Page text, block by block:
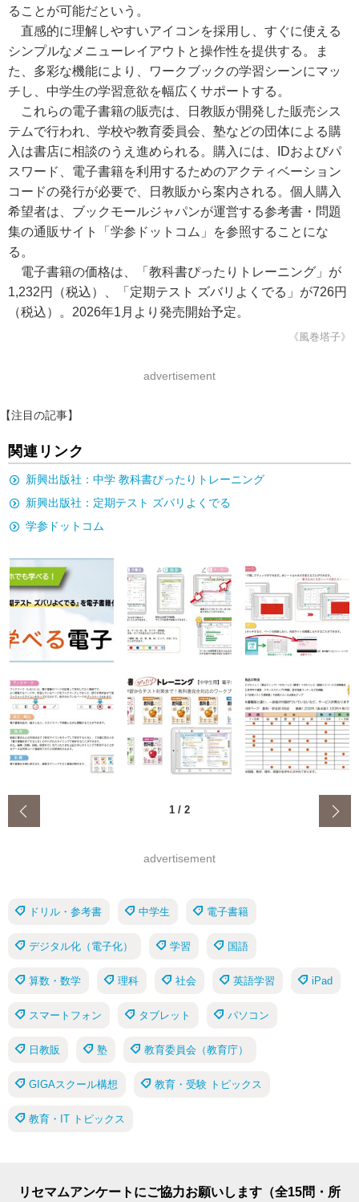
ることが可能だという。
直感的に理解しやすいアイコンを採用し、すぐに使える
シンプルなメニューレイアウトと操作性を提供する。ま
た、多彩な機能により、ワークブックの学習シーンにマッ
チし、中学生の学習意欲を幅広くサポートする。
これらの電子書籍の販売は、日教販が開発した販売シス
テムで行われ、学校や教育委員会、塾などの団体による購
入は書店に相談のうえ進められる。購入には、IDおよびパ
スワード、電子書籍を利用するためのアクティベーション
コードの発行が必要で、日教販から案内される。個人購入
希望者は、ブックモールジャパンが運営する参考書・問題
集の通販サイト「学参ドットコム」を参照することにな
る。
電子書籍の価格は、「教科書ぴったりトレーニング」が
1,232円（税込）、「定期テスト ズバリよくでる」が726円
（税込）。2026年1月より発売開始予定。
《風巻塔子》
advertisement
【注目の記事】
関連リンク
新興出版社：中学 教科書ぴったりトレーニング
新興出版社：定期テスト ズバリよくでる
学参ドットコム
1 / 2
advertisement
ドリル・参考書 中学生 電子書籍
デジタル化（電子化） 学習 国語
算数・数学 理科 社会 英語学習 iPad
スマートフォン タブレット パソコン
日教販 塾 教育委員会（教育庁）
GIGAスクール構想 教育・受験 トピックス
教育・IT トピックス
リセマムアンケートにご協力お願いします（全15問・所